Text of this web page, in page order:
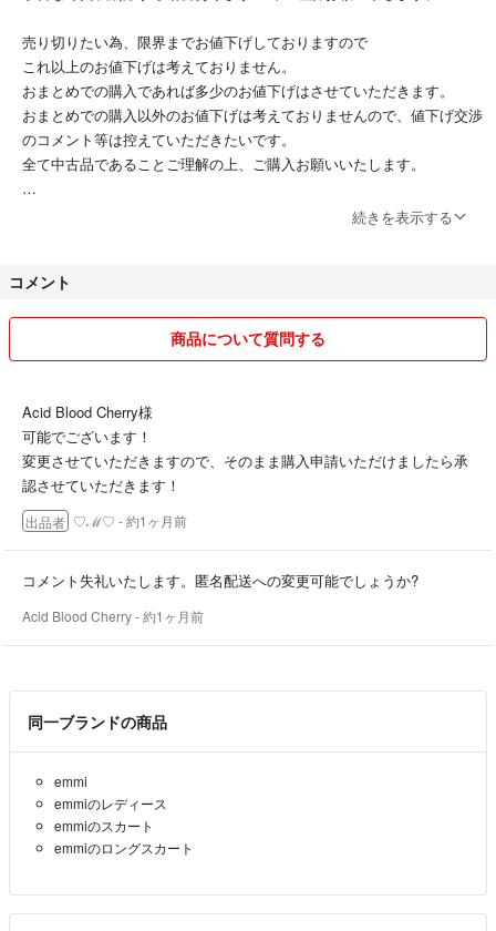
売り切りたい為、限界までお値下げしておりますので
これ以上のお値下げは考えておりません。
おまとめでの購入であれば多少のお値下げはさせていただきます。
おまとめでの購入以外のお値下げは考えておりませんので、値下げ交渉
のコメント等は控えていただきたいです。
全て中古品であることご理解の上、ご購入お願いいたします。
他質問などございましたらお気軽にどうぞ☺️
続きを表示する
コメント
商品について質問する
Acid Blood Cherry様
可能でございます！
変更させていただきますので、そのまま購入申請いただけましたら承
認させていただきます！
出品者 ♡ℳ♡ - 約1ヶ月前
コメント失礼いたします。匿名配送への変更可能でしょうか?
Acid Blood Cherry- 約1ヶ月前
同一ブランドの商品
emmi
emmiのレディース
emmiのスカート
emmiのロングスカート